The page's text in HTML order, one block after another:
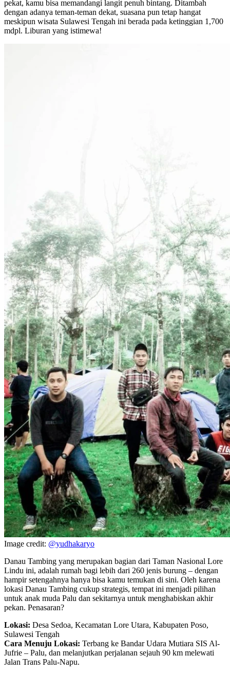
pekat, kamu bisa memandangi langit penuh bintang. Ditambah
dengan adanya teman-teman dekat, suasana pun tetap hangat
meskipun wisata Sulawesi Tengah ini berada pada ketinggian 1,700
mdpl. Liburan yang istimewa!
Image credit: @yudhakaryo
Danau Tambing yang merupakan bagian dari Taman Nasional Lore
Lindu ini, adalah rumah bagi lebih dari 260 jenis burung – dengan
hampir setengahnya hanya bisa kamu temukan di sini. Oleh karena
lokasi Danau Tambing cukup strategis, tempat ini menjadi pilihan
untuk anak muda Palu dan sekitarnya untuk menghabiskan akhir
pekan. Penasaran?
Lokasi: Desa Sedoa, Kecamatan Lore Utara, Kabupaten Poso,
Sulawesi Tengah
Cara Menuju Lokasi: Terbang ke Bandar Udara Mutiara SIS Al-
Jufrie – Palu, dan melanjutkan perjalanan sejauh 90 km melewati
Jalan Trans Palu-Napu.